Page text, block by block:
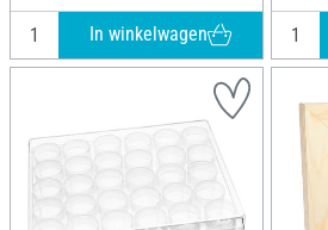
In winkelwagen